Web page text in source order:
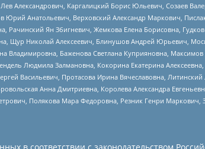
Александрович, Каргалицкий Борис Юльевич, Созаев
Юрий Анатольевич, Верховский Александр Маркович,
Рачинский Ян Збигневич, Жемкова Елена Борисовна,
Щур Николай Алексеевич, Блинушов Андрей Юрьевич,
Владимировна, Баженова Светлана Куприяновна,
Людмила Залмановна, Кокорина Екатерина
Васильевич, Протасова Ирина Вячеславовна,
Анна Дмитриевна, Королева Александра
Полякова Мара Федоровна, Резник Генри Маркович,